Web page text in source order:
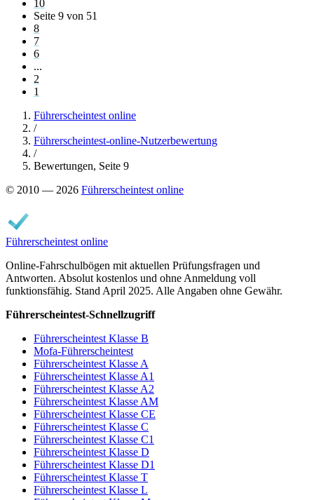
10
Seite 9 von 51
8
7
6
...
2
1
Führerscheintest online
/
Führerscheintest-online-Nutzerbewertung
/
Bewertungen, Seite 9
© 2010 — 2026 Führerscheintest online
Führerscheintest online
Online-Fahrschulbögen mit aktuellen Prüfungsfragen und
Antworten. Absolut kostenlos und ohne Anmeldung voll
funktionsfähig. Stand April 2025. Alle Angaben ohne Gewähr.
Führerscheintest-Schnellzugriff
Führerscheintest Klasse B
Mofa-Führerscheintest
Führerscheintest Klasse A
Führerscheintest Klasse A1
Führerscheintest Klasse A2
Führerscheintest Klasse AM
Führerscheintest Klasse CE
Führerscheintest Klasse C
Führerscheintest Klasse C1
Führerscheintest Klasse D
Führerscheintest Klasse D1
Führerscheintest Klasse T
Führerscheintest Klasse L